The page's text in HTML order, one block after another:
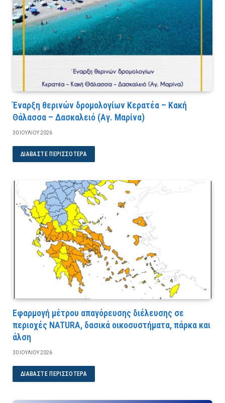
Έναρξη θερινών δρομολογίων Κερατέα – Κακή
Θάλασσα – Δασκαλειό (Αγ. Μαρίνα)
30 ΙΟΥΛΊΟΥ 2026
ΔΙΑΒΆΣΤΕ ΠΕΡΙΣΣΌΤΕΡΑ
Εφαρμογή μέτρου απαγόρευσης διέλευσης σε
περιοχές NATURA, δασικά οικοσυστήματα, πάρκα και
άλση
30 ΙΟΥΛΊΟΥ 2026
ΔΙΑΒΆΣΤΕ ΠΕΡΙΣΣΌΤΕΡΑ